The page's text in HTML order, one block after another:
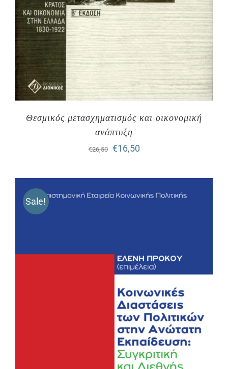
Θεσμικός μετασχηματισμός και οικονομική
ανάπτυξη
€26,50
Original
€16,50Η
Sale!